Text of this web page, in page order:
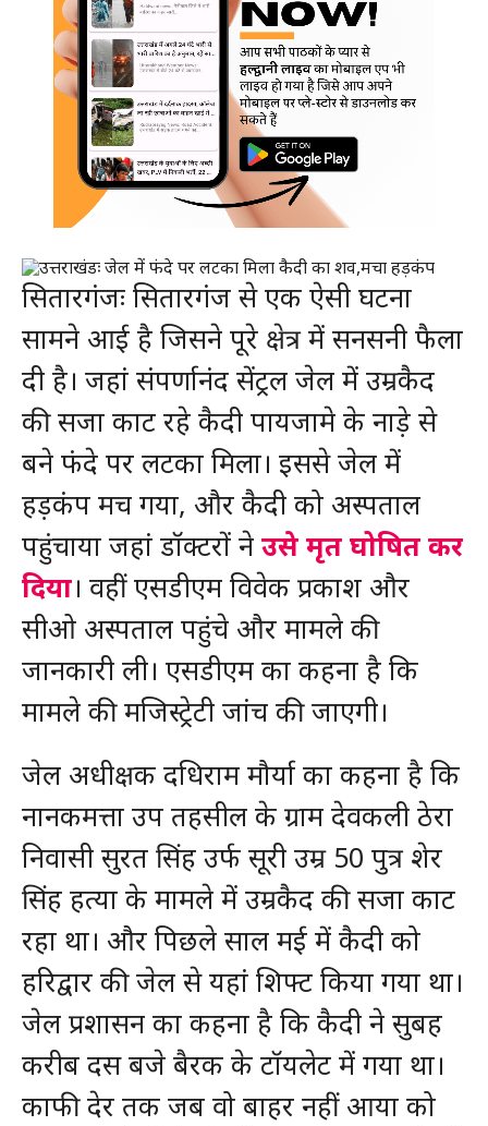
सितारगंजः सितारगंज से एक ऐसी घटना
सामने आई है जिसने पूरे क्षेत्र में सनसनी फैला
दी है। जहां संपर्णानंद सेंट्रल जेल में उम्रकैद
की सजा काट रहे कैदी पायजामे के नाड़े से
बने फंदे पर लटका मिला। इससे जेल में
हड़कंप मच गया, और कैदी को अस्पताल
पहुंचाया जहां डॉक्टरों ने उसे मृत घोषित कर
दिया। वहीं एसडीएम विवेक प्रकाश और
सीओ अस्पताल पहुंचे और मामले की
जानकारी ली। एसडीएम का कहना है कि
मामले की मजिस्ट्रेटी जांच की जाएगी।
जेल अधीक्षक दधिराम मौर्या का कहना है कि
नानकमत्ता उप तहसील के ग्राम देवकली ठेरा
निवासी सुरत सिंह उर्फ सूरी उम्र 50 पुत्र शेर
सिंह हत्या के मामले में उम्रकैद की सजा काट
रहा था। और पिछले साल मई में कैदी को
हरिद्वार की जेल से यहां शिफ्ट किया गया था।
जेल प्रशासन का कहना है कि कैदी ने सुबह
करीब दस बजे बैरक के टॉयलेट में गया था।
काफी देर तक जब वो बाहर नहीं आया को